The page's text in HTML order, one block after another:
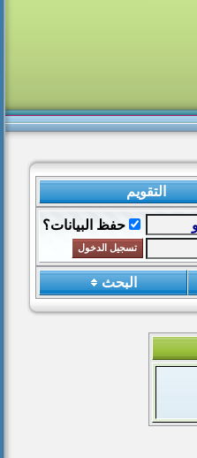
التقويم
حفظ البيانات؟
البحث